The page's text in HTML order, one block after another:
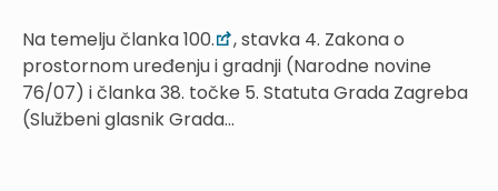
Na temelju članka 100.
, stavka 4. Zakona o
prostornom uređenju i gradnji (Narodne novine
76/07) i članka 38. točke 5. Statuta Grada Zagreba
(Službeni glasnik Grada...